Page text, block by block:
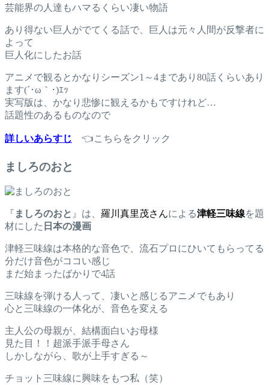
芸能界の人達もハマるくらい凄い物語
あり得ない巨人がでてくる話で、巨人は元々人間が反撃者に
よって
巨人化にしたお話
アニメで観るとかなりシーズン1～4まであり80話くらいあり
ます(´･ω｀･)ｴｯ
実写版は、かなり悲惨に観えるかもですけれど…
話題性のあるものなので
詳しいあらすじ 👈こちらをクリック
ましろのおと
『 ましろのおと 』は、 羅川真里茂さんによる津軽三味線を題
材にした 日本の漫画
津軽三味線は本格的な音色で、流石プロにひいてもらってる
分だけ音色がココい感じ
まだ始まったばかりで4話
三味線を弾ける人って、凄いと感じるアニメでもあり
心と三味線の一体化が、音色を変える
主人公の母親が、結構面白いお母様
見た目！！超派手派手母さん
しかしながら、歌が上手すぎる～
チョット三味線に興味をもつ私（笑）